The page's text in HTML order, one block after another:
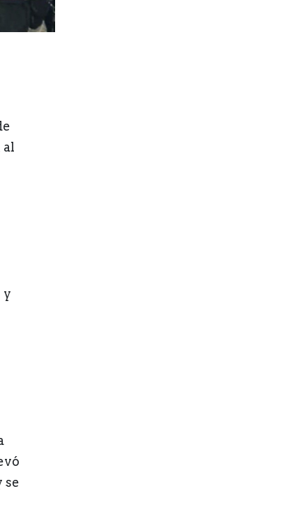
al
y
se